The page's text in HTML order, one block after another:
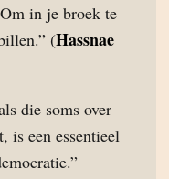
in je broek te
(Hassnae
die soms over
is een essentieel